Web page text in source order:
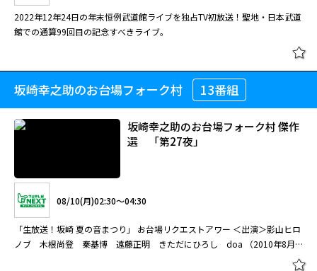
2022年12年24日の年末恒例武道館ライブを独占TV初放送！聖地・日本武道
館での通算99回目の記念すべきライブ。
坂崎幸之助のお台場フォーク村 13番組
坂崎幸之助のお台場フォーク村 傑作
選 「第27夜」
08/10(月)02:30～04:30
「生放送！坂崎 夏の音まつり」 お台場リクエストアワー ＜出演＞影山ヒロ
ノブ 木根尚登 秦基博 遠藤正明 きただにひろし doa （2010年8月